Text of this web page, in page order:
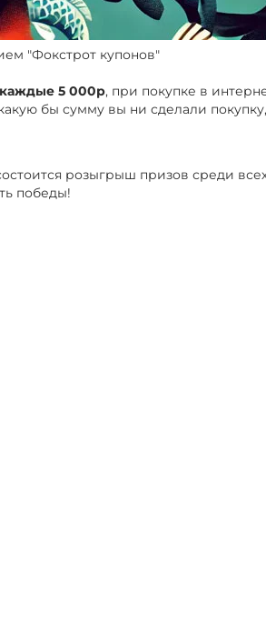
"Фокстрот купонов"
каждые 5 000р, при покупке в
бы сумму вы ни сделали
розыгрыш призов среди
победы!